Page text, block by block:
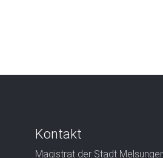
Kontakt
Magistrat der Stadt